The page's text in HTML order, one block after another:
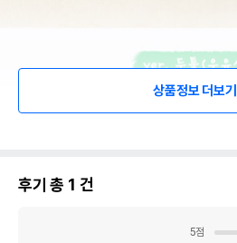
상품정보 더보기
후기 총 1 건
5점